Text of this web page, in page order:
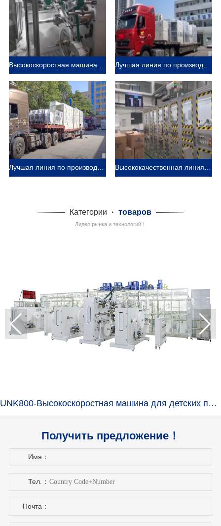
Лучшая линия по производству детских подгузников Производитель Видео Высококачественная линия по производству санитарных салфеток Производитель Видео
Категории · товаров
Лидер рынка и технологий！
UNK800-Высокоскоростная машина для детских подгузников
Получить предложение！
Имя：
Тел.：
Почта：